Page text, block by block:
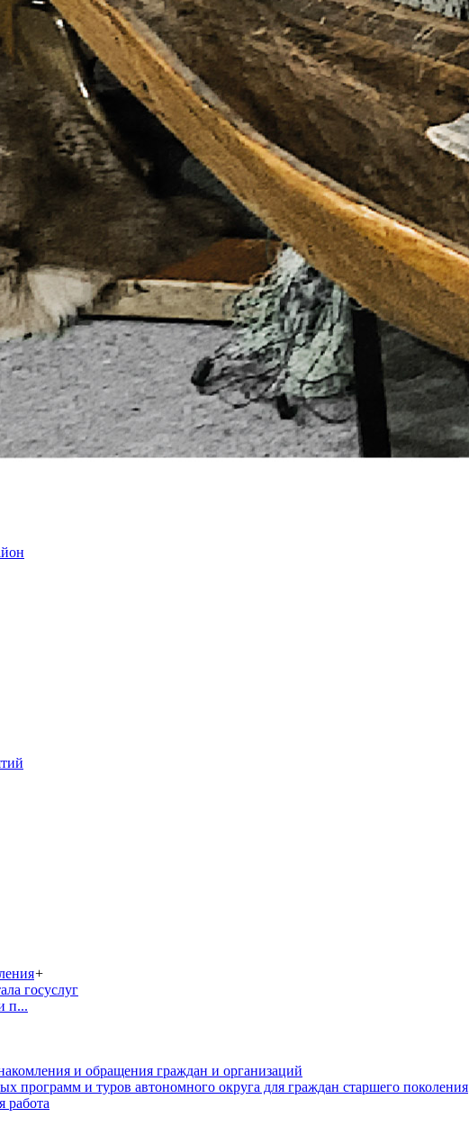
+
госуслуг
п...
и обращения граждан и организаций
программ и туров автономного округа для граждан старшего поколения
работа